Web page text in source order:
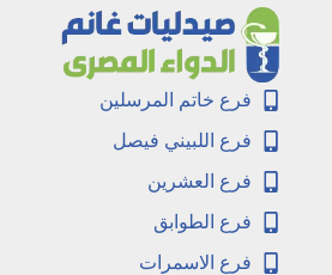
فرع خاتم المرسلين
فرع اللبيني فيصل
فرع العشرين
فرع الطوابق
فرع الاسمرات